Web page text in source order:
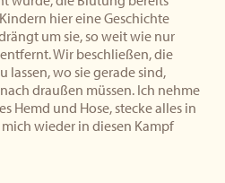
hier eine Geschichte
um sie, so weit wie nur
Wir beschließen, die
lassen, wo sie gerade sind,
draußen müssen. Ich nehme
Hemd und Hose, stecke alles in
wieder in diesen Kampf